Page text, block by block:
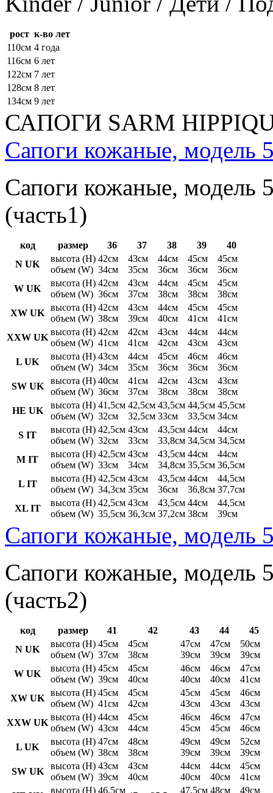
рост к-во лет
110см 4 года
116см 6 лет
122см 7 лет
128см 8 лет
134см 9 лет
САПОГИ SARM
Сапоги кожаные, модель
Сапоги кожаные, модель
(часть1)
код размер 36 37 38 39
40
N UK
высота (H)
объем (W)
42см
34см
43см
35см
44см
36см
45см
36см
45см
36см
W UK
высота (H)
объем (W)
42см
36см
43см
37см
44см
38см
45см
38см
45см
38см
XW UK
высота (H)
объем (W)
42см
38см
43см
39см
44см
40см
45см
41см
45см
41см
XXW UK
высота (H)
объем (W)
42см
41см
42см
41см
43см
42см
44см
43см
44см
43см
L UK
высота (H)
объем (W)
43см
34см
44см
35см
45см
36см
46см
36см
46см
36см
SW UK
высота (H)
объем (W)
40см
36см
41см
37см
42см
38см
43см
38см
43см
38см
HE UK
высота (H)
объем (W)
41,5см
32см
42,5см
32,5см
43,5см
33см
44,5см
33,5см
45,5см
34см
S IT
высота (H)
объем (W)
42,5см
32см
43см
33см
43,5см
33,8см
44см
34,5см
44см
34,5см
M IT
высота (H)
объем (W)
42,5см
33см
43см
34см
43,5см
34,8см
44см
35,5см
44см
36,5см
L IT
высота (H)
объем (W)
42,5см
34,3см
43см
35см
43,5см
36см
44см
36,8см
44,5см
37,7см
XL IT
высота (H)
объем (W)
42,5см
35,5см
43см
36,3см
43,5см
37,2см
44см
38см
44,5см
39см
Сапоги кожаные, модель
Сапоги кожаные, модель
(часть2)
код размер 41 42 43 44
45
N UK
высота (H)
объем (W)
45см
37см
45см
38см
47см
39см
47см
39см
50см
39см
W UK
высота (H)
объем (W)
45см
39см
45см
40см
46см
40см
46см
40см
47см
41см
XW UK
высота (H)
объем (W)
45см
41см
45см
42см
45см
43см
45см
43см
46см
43см
XXW UK
высота (H)
объем (W)
44см
43см
45см
44см
46см
45см
46см
45см
47см
46см
L UK
высота (H)
объем (W)
47см
38см
48см
38см
49см
39см
49см
39см
52см
39см
SW UK
высота (H)
объем (W)
43см
39см
43см
40см
44см
40см
44см
40см
45см
41см
высота (H) 46,5см
47,5см 48см
49см